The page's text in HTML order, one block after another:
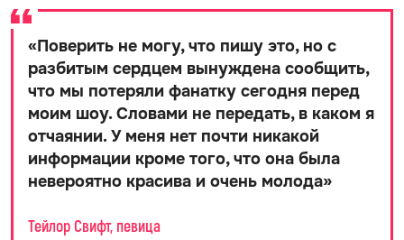
«Поверить не могу, что пишу это, но с
разбитым сердцем вынуждена сообщить,
что мы потеряли фанатку сегодня перед
моим шоу. Словами не передать, в каком я
отчаянии. У меня нет почти никакой
информации кроме того, что она была
невероятно красива и очень молода»
Тейлор Свифт, певица